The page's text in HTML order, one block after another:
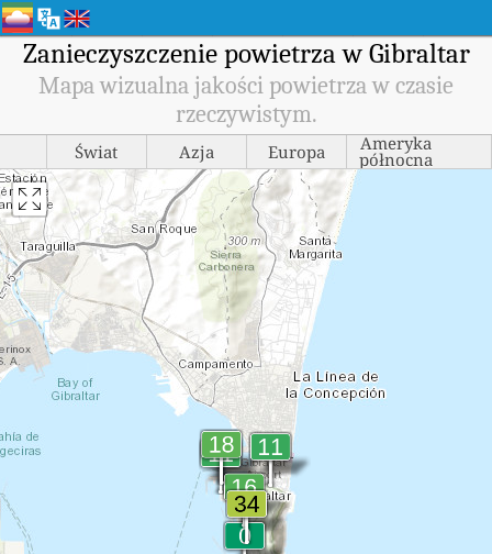
Zanieczyszczenie powietrza w Gibraltar
Mapa wizualna jakości powietrza w czasie
rzeczywistym.
Świat Azja Europa Ameryka
północna